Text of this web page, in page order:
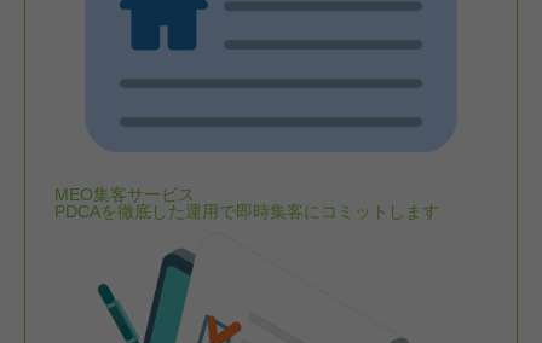
MEO集客サービス
PDCAを徹底した運用で即時集客にコミットします